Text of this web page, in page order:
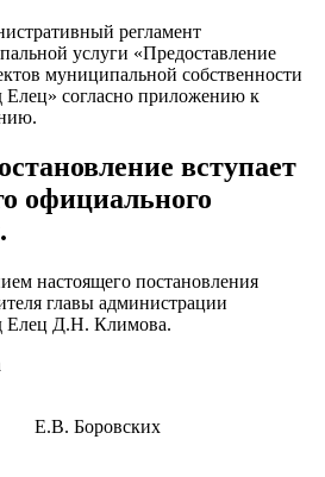
регламент
услуги «Предоставление
муниципальной собственности
Елец» согласно приложению к
вступает
официального
настоящего постановления
главы администрации
Елец Д.Н. Климова.